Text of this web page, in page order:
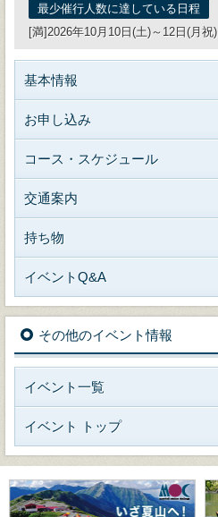
最少催行人数に達している日程
[満]2026年10月10日(土)～12日(月祝)
基本情報
お申し込み
コース・スケジュール
交通案内
持ち物
イベントQ&A
その他のイベント情報
イベント一覧
イベント トップ